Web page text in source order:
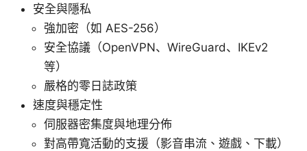
安全與隱私
強加密（如 AES-256）
安全協議（OpenVPN、WireGuard、IKEv2
等）
嚴格的零日誌政策
速度與穩定性
伺服器密集度與地理分佈
對高帶寬活動的支援（影音串流、遊戲、下載）